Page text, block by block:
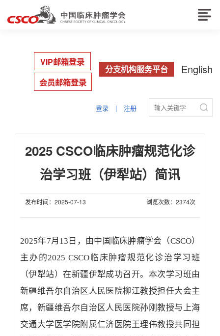
English
分支机构服务平台
VIP邮箱登录
会员邮箱登录

登录 | 注册
2025 CSCO临床肿瘤规范化诊
治学习班（伊犁站）简讯
发布时间：2025-07-13 浏览次数：2374次
2025年7月13日，由中国临床肿瘤学会（CSCO）
主办的2025 CSCO临床肿瘤规范化诊治学习班
（伊犁站）在新疆伊犁成功召开。本次学习班由
新疆维吾尔自治区人民医院柳江教授担任大会主
席，新疆维吾尔自治区人民医院孙刚教授与上海
交通大学医学院附属仁济医院王理伟教授共同担